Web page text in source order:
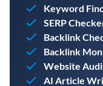
Keyword
SERP
Backlink
Backlink
Website
AI Article